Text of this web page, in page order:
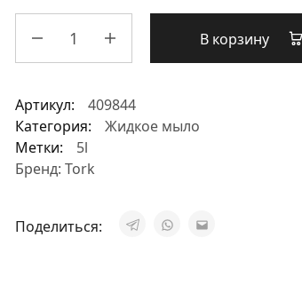
В корзину
Артикул:
409844
Категория:
Жидкое мыло
Метки:
5l
Бренд: Tork
Поделиться: